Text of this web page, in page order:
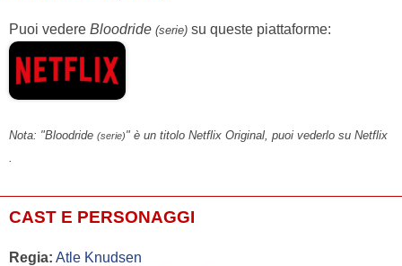
Puoi vedere Bloodride (serie) su queste piattaforme:
Nota: "Bloodride (serie)" è un titolo Netflix Original, puoi vederlo su Netflix
CAST E PERSONAGGI
Regia: Atle Knudsen